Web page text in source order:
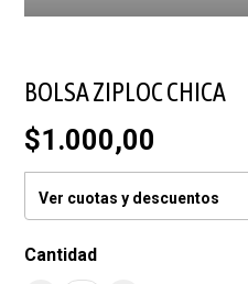
BOLSA ZIPLOC CHICA
$1.000,00
Ver cuotas y descuentos
Cantidad